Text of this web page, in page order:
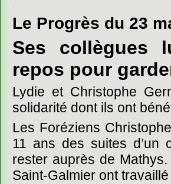
.
Le Progrès du 23
Ses collègues
repos pour
Lydie et Christophe
solidarité dont ils ont
Les Foréziens
11 ans des suites d’un
rester auprès de
Saint-Galmier ont